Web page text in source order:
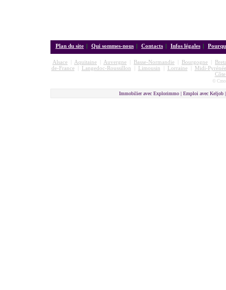
Plan du site | Qui sommes-nous | Contacts | Infos légales |
Alsace Aquitaine Auvergne Basse-Normandie Bourgogne
de-France| Langedoc-Roussillon Limousin Lorraine|
Midi-
©
Immobilier avec Explorimmo | Emploi avec Keljob